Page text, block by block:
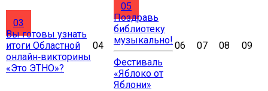
03
Вы готовы узнать
итоги Областной
онлайн‑викторины
«Это ЭТНО»?
04
05
Поздравь
библиотеку
музыкально!
Фестиваль
«Яблоко от
Яблони»
06 07 08 09